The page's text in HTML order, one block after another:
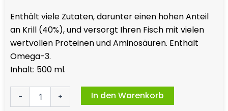
Enthält viele Zutaten, darunter einen hohen Anteil
an Krill (40%), und versorgt Ihren Fisch mit vielen
wertvollen Proteinen und Aminosäuren. Enthält
Omega-3.
Inhalt: 500 ml.
- + In den Warenkorb